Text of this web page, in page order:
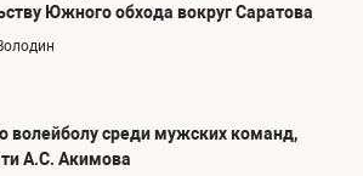
Южного обхода вокруг Саратова
волейболу среди мужских команд,
А.С. Акимова